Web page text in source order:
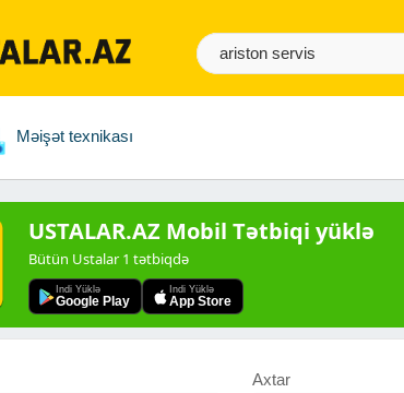
Məişət texnikası
USTALAR.AZ Mobil Tətbiqi yüklə
Bütün Ustalar 1 tətbiqdə
Indi Yüklə
Google Play
Indi Yüklə
App Store
Axtar